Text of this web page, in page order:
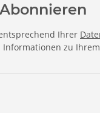
Ihrer
zu